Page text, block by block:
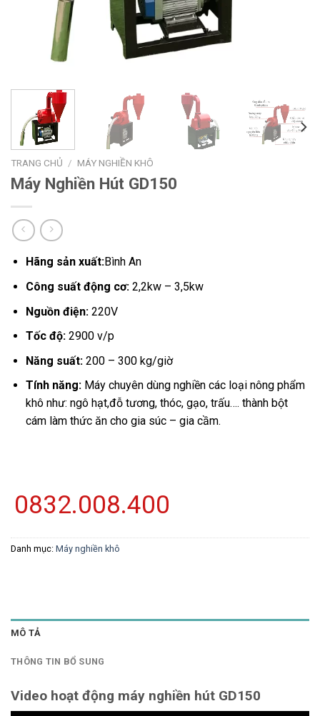
TRANG CHỦ / MÁY NGHIỀN KHÔ
Máy Nghiền Hút GD150
Hãng sản xuất:Bình An
Công suất động cơ: 2,2kw – 3,5kw
Nguồn điện:220V
Tốc độ: 2900 v/p
Năng suất:200 – 300 kg/giờ
Tính năng:Máy chuyên dùng nghiền các loại nông phẩm
khô như: ngô hạt,đỗ tương, thóc, gạo, trấu…. thành bột
cám làm thức ăn cho gia súc – gia cầm.
0832.008.400
Danh mục: Máy nghiền khô
MÔ TẢ
THÔNG TIN BỔ SUNG
Video hoạt động máy nghiền hút GD150